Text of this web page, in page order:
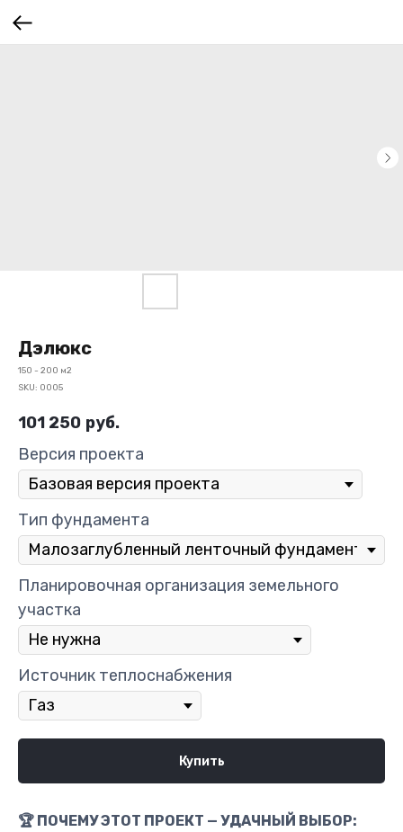
Дэлюкс
150 - 200 м2
SKU: 0005
101 250 руб.
Версия проекта
Тип фундамента
Планировочная организация земельного
участка
Источник теплоснабжения
Купить
🏆 ПОЧЕМУ ЭТОТ ПРОЕКТ — УДАЧНЫЙ ВЫБОР: